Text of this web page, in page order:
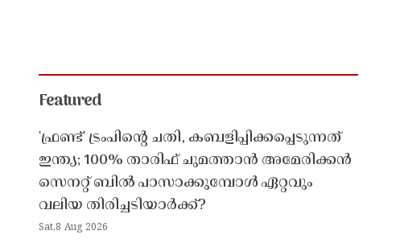
Featured
'ഫ്രണ്ട്' ട്രംപിന്റെ ചതി, കബളിപ്പിക്കപ്പെടുന്നത്
ഇന്ത്യ; 100% താരിഫ് ചുമത്താൻ അമേരിക്കൻ
സെനറ്റ് ബിൽ പാസാക്കുമ്പോൾ ഏറ്റവും
വലിയ തിരിച്ചടിയാർക്ക്?
Sat,8 Aug 2026